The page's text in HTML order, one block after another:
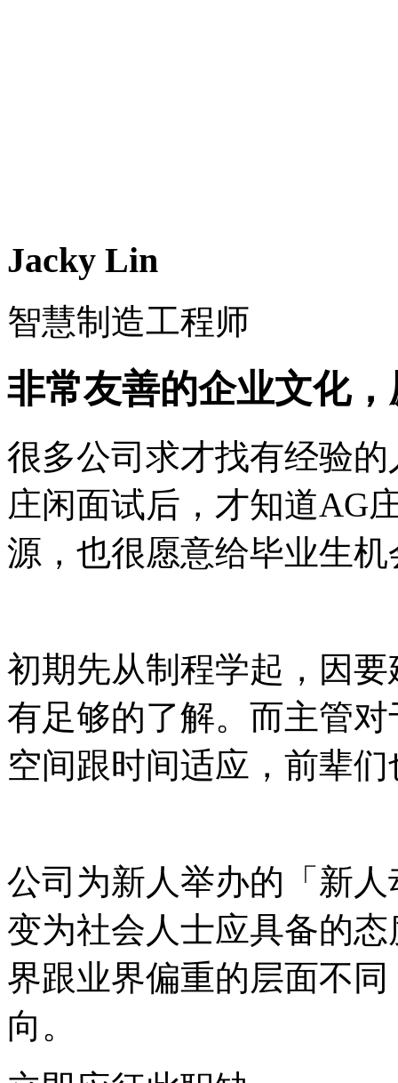
Jacky Lin
智慧制造工程师
非常友善的企业文化
很多公司求才找有经验
庄闲面试后，才知道AG
源，也很愿意给毕业生机
初期先从制程学起，因
有足够的了解。而主管
空间跟时间适应，前辈
公司为新人举办的「新
变为社会人士应具备的
界跟业界偏重的层面不
向。